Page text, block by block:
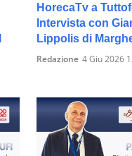
HorecaTv a
Intervista con
Lippolis di
Redazione 4 Giu 2026